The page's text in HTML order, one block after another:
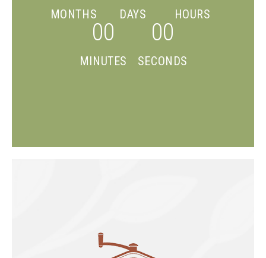
MONTHS DAYS HOURS
00
MINUTES
00
SECONDS